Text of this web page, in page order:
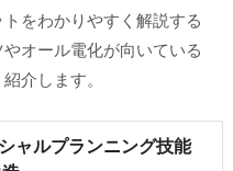
をわかりやすく解説する
オール電化が向いている
介します。
ャルプランニング技能